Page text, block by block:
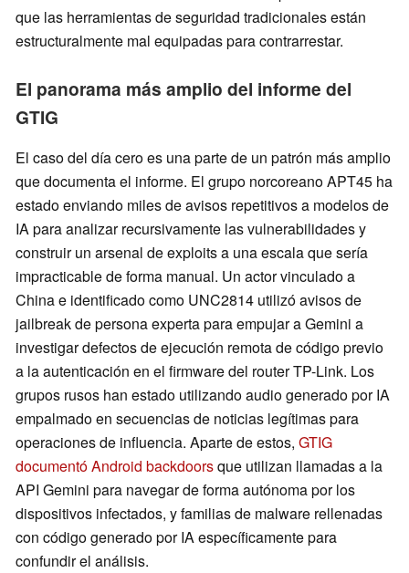
que las herramientas de seguridad tradicionales están
estructuralmente mal equipadas para contrarrestar.
El panorama más amplio del informe del
GTIG
El caso del día cero es una parte de un patrón más amplio
que documenta el informe. El grupo norcoreano APT45 ha
estado enviando miles de avisos repetitivos a modelos de
IA para analizar recursivamente las vulnerabilidades y
construir un arsenal de exploits a una escala que sería
impracticable de forma manual. Un actor vinculado a
China e identificado como UNC2814 utilizó avisos de
jailbreak de persona experta para empujar a Gemini a
investigar defectos de ejecución remota de código previo
a la autenticación en el firmware del router TP-Link. Los
grupos rusos han estado utilizando audio generado por IA
empalmado en secuencias de noticias legítimas para
operaciones de influencia. Aparte de estos, GTIG
documentó Android backdoorsque utilizan llamadas a la
API Gemini para navegar de forma autónoma por los
dispositivos infectados, y familias de malware rellenadas
con código generado por IA específicamente para
confundir el análisis.